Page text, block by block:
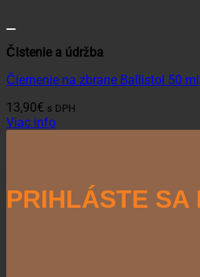
Čistenie a údržba
Čiernenie na zbrane Ballistol 50 ml
13,90€ s DPH
Viac info
PRIHLÁSTE SA